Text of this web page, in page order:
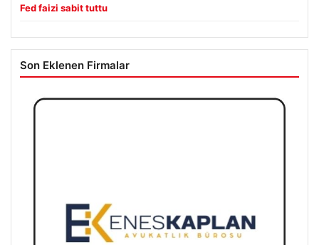
Fed faizi sabit tuttu
Son Eklenen Firmalar